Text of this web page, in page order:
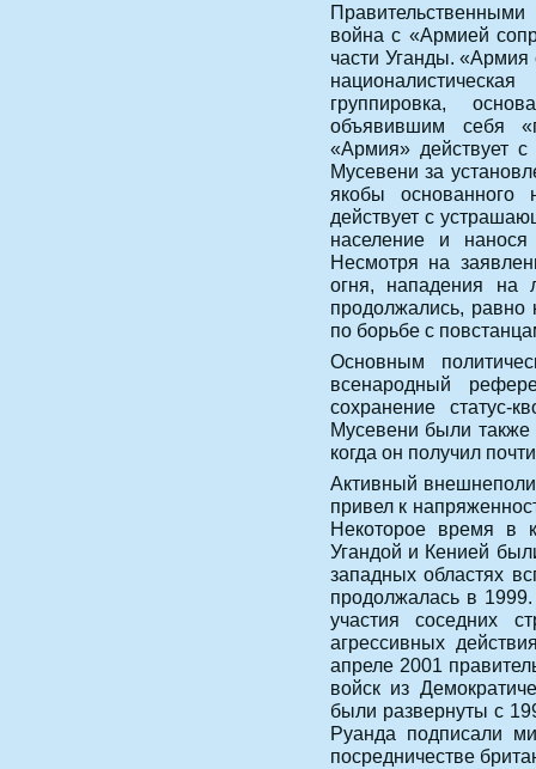
война с «Армией
части Уганды. «Армия
группировка,
объявившим себя
«Армия» действует с
Мусевени за
якобы основанного
действует с
население и
Несмотря на
огня, нападения на
продолжались, равно
по борьбе с
Основным
всенародный
сохранение
Мусевени были
когда он получил
Активный
привел к
Некоторое время в
Угандой и Кенией
западных областях
продолжалась в
участия соседних
агрессивных
апреле 2001
войск из
были развернуты с
Руанда подписали
посредничестве